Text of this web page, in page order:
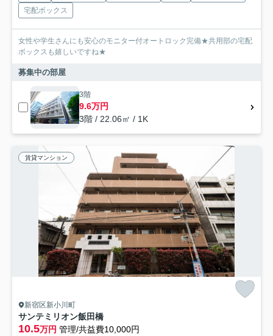
宅配ボックス
女性や学生さんにも安心のモニター付オートロック完備★共用部の宅配
ボックスも嬉しいですね★
募集中の部屋
3階
9.6万円
3階 / 22.06㎡ / 1K
賃貸マンション
新宿区新小川町
サンテミリオン飯田橋
10.5万円 管理/共益費10,000円